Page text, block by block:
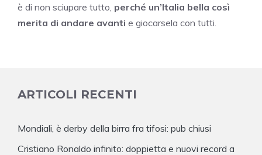
è di non sciupare tutto, perché un’Italia bella così
merita di andare avanti e giocarsela con tutti.
ARTICOLI RECENTI
Mondiali, è derby della birra fra tifosi: pub chiusi
Cristiano Ronaldo infinito: doppietta e nuovi record a